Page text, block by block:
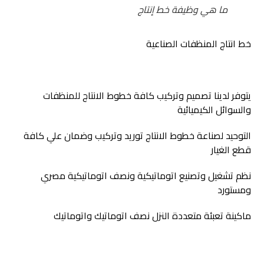
ما هي وظيفة خط إنتاج
خط انتاج المنظفات الصناعية
يتوفر لدينا تصميم وتركيب كافة خطوط الانتاج للمنظفات
والسوائل الكيميائية
التوحيد لصناعة خطوط الانتاج توريد وتركيب وضمان علي كافة
قطع الغيار
نظم تشغيل وتصنيع اتوماتيكية ونصف اتوماتيكية مصري
ومستورد
ماكينة تعبئة متعددة النزل نصف اتوماتيك واتوماتيك